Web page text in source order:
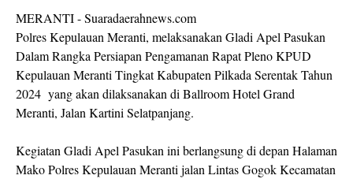
MERANTI - Suaradaerahnews.com
Polres Kepulauan Meranti, melaksanakan Gladi Apel Pasukan
Dalam Rangka Persiapan Pengamanan Rapat Pleno KPUD
Kepulauan Meranti Tingkat Kabupaten Pilkada Serentak Tahun
2024 yang akan dilaksanakan di Ballroom Hotel Grand
Meranti, Jalan Kartini Selatpanjang.
Kegiatan Gladi Apel Pasukan ini berlangsung di depan Halaman
Mako Polres Kepulauan Meranti jalan Lintas Gogok Kecamatan